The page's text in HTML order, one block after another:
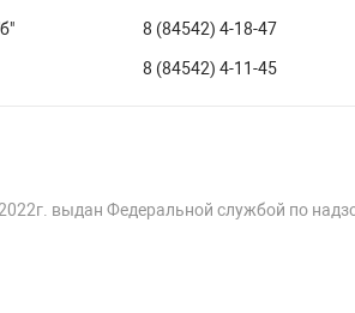
8 (84542) 4-18-47
8 (84542) 4-11-45
выдан Федеральной службой по